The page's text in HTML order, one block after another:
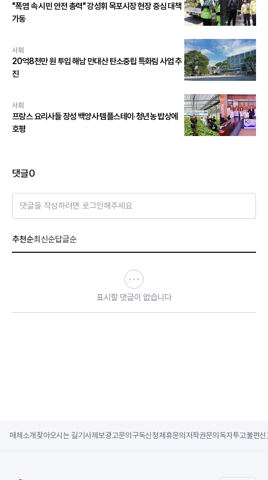
"폭염 속 시민 안전 총력" 강성휘 목포시장 현장 중심 대책
가동
사회
20억8천만 원 투입 해남 만대산 탄소중립 특화림 사업 추
진
사회
프랑스 요리사들 장성 백양사 템플스테이·청년농 밥상에
호평
댓글0
댓글을 작성하려면 로그인해주세요
추천순최신순답글순
표시할 댓글이 없습니다
매체소개 찾아오시는 길기사제보광고문의 구독신청제휴문의 저작권문의 독자투고불편신